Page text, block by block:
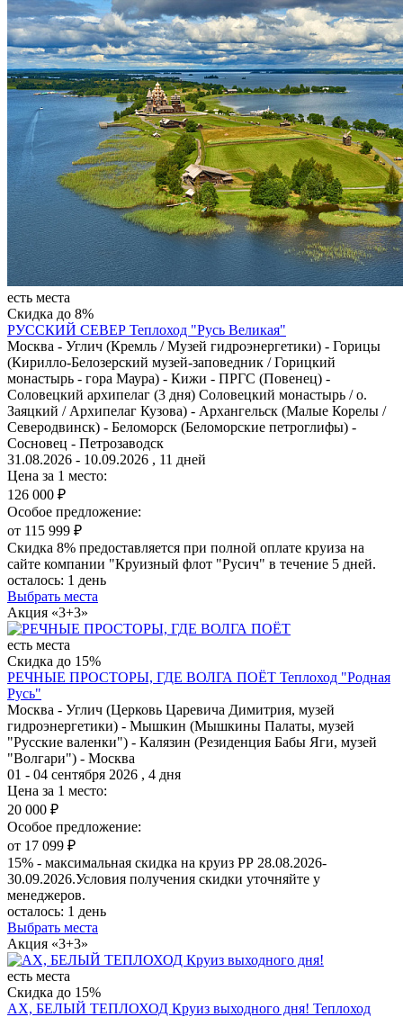
есть места
Скидка до 8%
РУССКИЙ СЕВЕР Теплоход "Русь Великая"
Москва - Углич (Кремль / Музей гидроэнергетики) - Горицы
(Кирилло-Белозерский музей-заповедник / Горицкий
монастырь - гора Маура) - Кижи - ПРГС (Повенец) -
Соловецкий архипелаг (3 дня) Соловецкий монастырь / о.
Заяцкий / Архипелаг Кузова) - Архангельск (Малые Корелы /
Северодвинск) - Беломорск (Беломорские петроглифы) -
Сосновец - Петрозаводск
31.08.2026 - 10.09.2026 , 11 дней
Цена за 1 место:
126 000 ₽
Особое предложение:
от 115 999 ₽
Скидка 8% предоставляется при полной оплате круиза на
сайте компании "Круизный флот "Русич" в течение 5 дней.
осталось: 1 день
Выбрать места
Акция «3+3»
есть места
Скидка до 15%
РЕЧНЫЕ ПРОСТОРЫ, ГДЕ ВОЛГА ПОЁТ Теплоход "Родная
Русь"
Москва - Углич (Церковь Царевича Димитрия, музей
гидроэнергетики) - Мышкин (Мышкины Палаты, музей
"Русские валенки") - Калязин (Резиденция Бабы Яги, музей
"Волгари") - Москва
01 - 04 сентября 2026 , 4 дня
Цена за 1 место:
20 000 ₽
Особое предложение:
от 17 099 ₽
15% - максимальная скидка на круиз РР 28.08.2026-
30.09.2026.Условия получения скидки уточняйте у
менеджеров.
осталось: 1 день
Выбрать места
Акция «3+3»
есть места
Скидка до 15%
АХ, БЕЛЫЙ ТЕПЛОХОД Круиз выходного дня! Теплоход